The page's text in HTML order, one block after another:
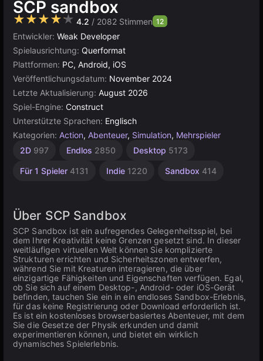
SCP sandbox
★★★★★ 4.2 / 2082 Stimmen 12
Entwickler: Weak Developer
Spielausrichtung: Querformat
Plattformen: PC, Android, iOS
Veröffentlichungsdatum: November 2024
Letzte Aktualisierung: August 2026
Spiel-Engine: Construct
Unterstützte Sprachen: Englisch
Kategorien: Action, Abenteuer, Simulation, Mehrspieler
2D 997 Endlos 2850 Desktop 5173
Für 1 Spieler 4131 Indie 1220 Sandbox 414
Bauen
Open-
382
Browser
Konstruktion
Über SCP Sandbox
SCP Sandbox ist ein aufregendes Gelegenheitsspiel, bei
dem Ihrer Kreativität keine Grenzen gesetzt sind. In dieser
weitläufigen virtuellen Welt können Sie komplizierte
Strukturen errichten und Sicherheitszonen entwerfen,
während Sie mit Kreaturen interagieren, die über
einzigartige Fähigkeiten und Eigenschaften verfügen. Egal,
ob Sie sich auf einem Desktop-, Android- oder iOS-Gerät
befinden, tauchen Sie ein in ein endloses Sandbox-Erlebnis,
für das keine Registrierung oder Download erforderlich ist.
Es ist ein kostenloses browserbasiertes Abenteuer, mit dem
Sie die Gesetze der Physik erkunden und damit
experimentieren können, und bietet ein wirklich
dynamisches Spielerlebnis.